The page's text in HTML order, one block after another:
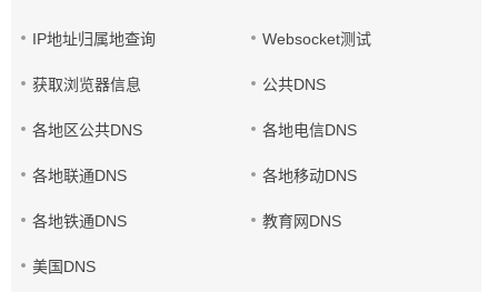
IP地址归属地查询 Websocket测试
获取浏览器信息 公共DNS
各地区公共DNS 各地电信DNS
各地联通DNS 各地移动DNS
各地铁通DNS 教育网DNS
美国DNS